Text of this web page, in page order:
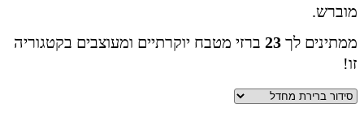
מוברש.
ממתינים לך 23 ברזי מטבח יוקרתיים ומעוצבים בקטגוריה
זו!